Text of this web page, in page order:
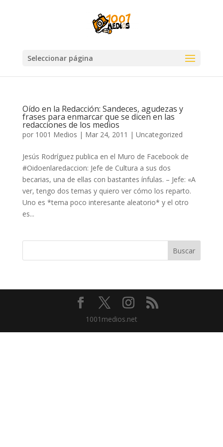
Seleccionar página
Oído en la Redacción: Sandeces, agudezas y
frases para enmarcar que se dicen en las
redacciones de los medios
por 1001 Medios | Mar 24, 2011 | Uncategorized
Jesús Rodríguez publica en el Muro de Facebook de
#Oidoenlaredaccion: Jefe de Cultura a sus dos
becarias, una de ellas con bastantes ínfulas. – Jefe: «A
ver, tengo dos temas y quiero ver cómo los reparto.
Uno es *tema poco interesante aleatorio* y el otro
es...
1001medios.net